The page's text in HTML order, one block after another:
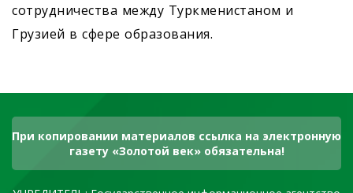
сотрудничества между Туркменистаном и
Грузией в сфере образования.
При копировании материалов ссылка на электронную
газету «Золотой век» обязательна!